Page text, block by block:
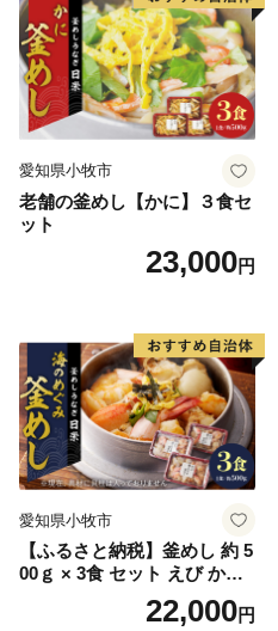
愛知県小牧市
老舗の釜めし【かに】３食セ
ット
23,000円
愛知県小牧市
【ふるさと納税】釜めし 約 5
00ｇ × 3食 セット えび かに
海のめぐみ 老舗 急速冷凍 レ
ンチン 時短 簡単調理 食品 加
22,000円